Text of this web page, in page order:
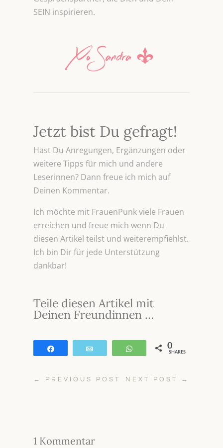
SEIN inspirieren.
Jetzt bist Du gefragt!
Hast Du Anregungen, Ergänzungen oder
weitere Tipps für mich und andere
Leserinnen? Dann freue ich mich auf
Deinen Kommentar.
Ich möchte mit FrauenPunk viele Frauen
erreichen und freue mich wenn Du
diesen Artikel teilst und weiterempfiehlst.
Ich bin Dir für jede Unterstützung
dankbar!
Teile diesen Artikel mit
Deinen Freundinnen …
WhatsApp
0
SHARES
← PREVIOUS POST NEXT POST →
1 Kommentar